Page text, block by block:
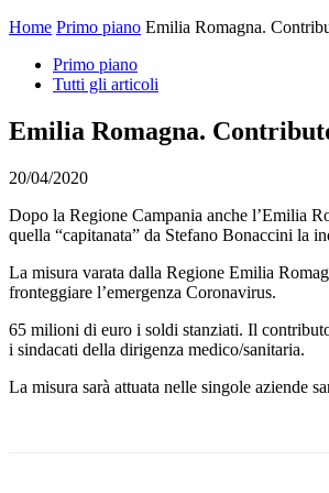
Home Primo piano Emilia Romagna.
Primo piano
Tutti gli articoli
Emilia Romagna.
20/04/2020
Dopo la Regione Campania anche l’Emilia
quella “capitanata” da Stefano Bonaccini la
La misura varata dalla Regione Emilia
fronteggiare l’emergenza Coronavirus.
65 milioni di euro i soldi stanziati. Il
i sindacati della dirigenza medico/sanitaria.
La misura sarà attuata nelle singole aziende